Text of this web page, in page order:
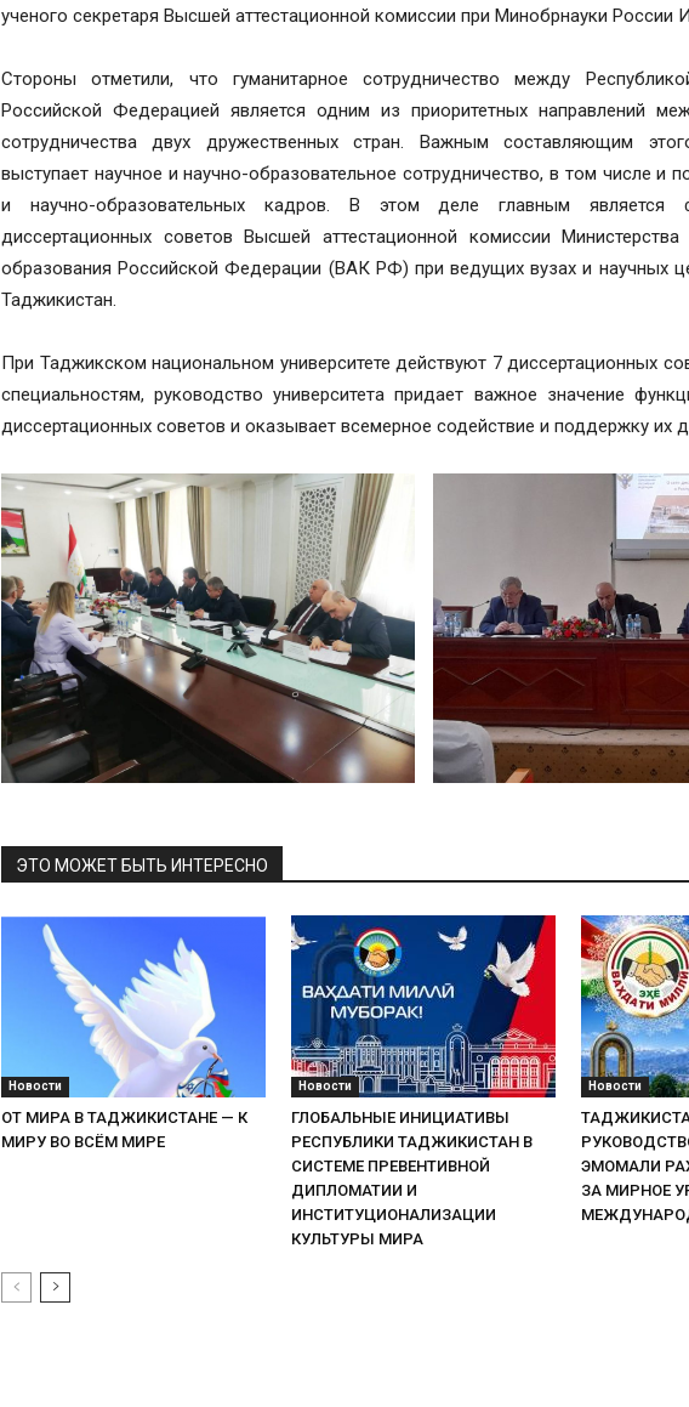
ученого секретаря Высшей аттестационной комиссии при Минобрнауки России
Стороны отметили, что гуманитарное сотрудничество между
Российской Федерацией является одним из приоритетных направлений
сотрудничества двух дружественных стран. Важным составляющим
выступает научное и научно-образовательное сотрудничество, в том числе и
и научно-образовательных кадров. В этом деле главным является
диссертационных советов Высшей аттестационной комиссии
образования Российской Федерации (ВАК РФ) при ведущих вузах и научных
Таджикистан.
При Таджикском национальном университете действуют 7 диссертационных
специальностям, руководство университета придает важное значение
диссертационных советов и оказывает всемерное содействие и поддержку их
ЭТО МОЖЕТ БЫТЬ ИНТЕРЕСНО
Новости
ОТ МИРА В ТАДЖИКИСТАНЕ — К
МИРУ ВО ВСЁМ МИРЕ
Новости
ГЛОБАЛЬНЫЕ ИНИЦИАТИВЫ
РЕСПУБЛИКИ ТАДЖИКИСТАН В
СИСТЕМЕ ПРЕВЕНТИВНОЙ
ДИПЛОМАТИИ И
ИНСТИТУЦИОНАЛИЗАЦИИ
КУЛЬТУРЫ МИРА
Новости
ЭМОМАЛИ
ЗА МИРНОЕ